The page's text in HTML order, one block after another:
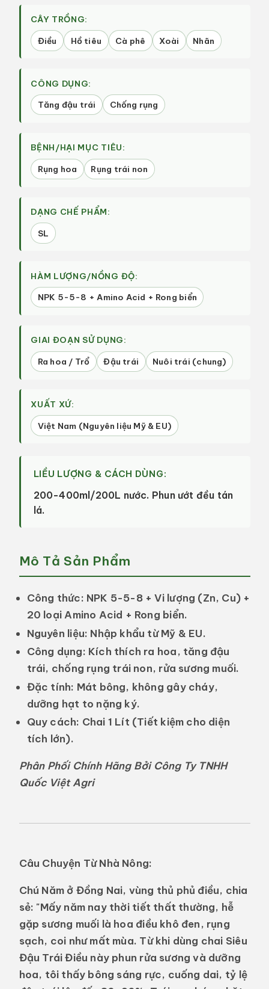
Hoa,
Rửa
Sương
Hạt
Quốc
Hoa,
Rửa
Sương
Hạt
|
Quốc
CÂY TRỒNG:
Điều
Hồ tiêu Cà phê Xoài Nhãn
CÔNG DỤNG:
Tăng đậu trái
Chống rụng
BỆNH/HẠI MỤC TIÊU:
Rụng hoa
Rụng trái non
DẠNG CHẾ PHẨM:
SL
HÀM LƯỢNG/NỒNG ĐỘ:
NPK 5-5-8 + Amino Acid + Rong biển
GIAI ĐOẠN SỬ DỤNG:
Ra hoa / Trổ
Đậu trái Nuôi trái (chung)
XUẤT XỨ:
Việt Nam (Nguyên liệu Mỹ & EU)
LIỀU LƯỢNG & CÁCH DÙNG:
200-400ml/200L nước. Phun ướt đều tán
lá.
Mô Tả Sản Phẩm
Công thức: NPK 5-5-8 + Vi lượng (Zn, Cu) +
20 loại Amino Acid + Rong biển.
Nguyên liệu: Nhập khẩu từ Mỹ & EU.
Công dụng: Kích thích ra hoa, tăng đậu
trái, chống rụng trái non, rửa sương muối.
Đặc tính: Mát bông, không gây cháy,
dưỡng hạt to nặng ký.
Quy cách: Chai 1 Lít (Tiết kiệm cho diện
tích lớn).
Phân Phối Chính Hãng Bởi Công Ty TNHH
Quốc Việt Agri
Câu Chuyện Từ Nhà Nông:
Chú Năm ở Đồng Nai, vùng thủ phủ điều, chia
sẻ: "Mấy năm nay thời tiết thất thường, hễ
gặp sương muối là hoa điều khô đen, rụng
sạch, coi như mất mùa. Từ khi dùng chai Siêu
Đậu Trái Điều này phun rửa sương và dưỡng
hoa, tôi thấy bông sáng rực, cuống dai, tỷ lệ